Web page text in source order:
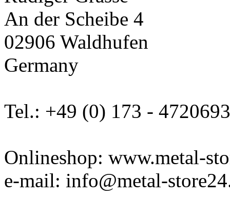
An der Scheibe 4
02906 Waldhufen
Germany
Tel.: +49 (0) 173 - 4720693
Onlineshop: www.metal-
e-mail: info@metal-